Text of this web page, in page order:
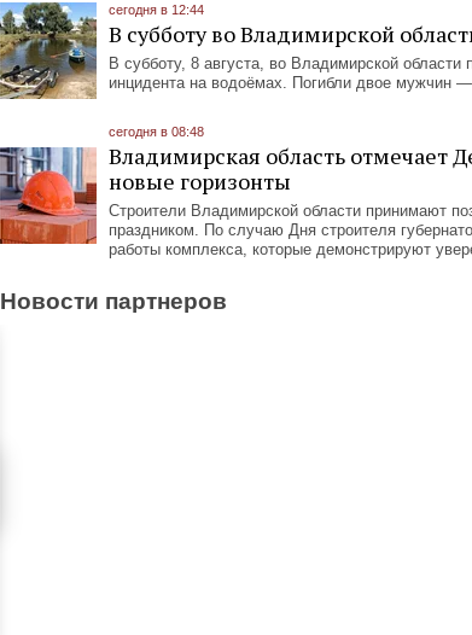
сегодня в 12:44
В субботу во Владимирской
В субботу, 8 августа, во Владимирской области
инцидента на водоёмах. Погибли двое мужчин
сегодня в 08:48
Владимирская область отмечает
новые горизонты
Строители Владимирской области принимают
праздником. По случаю Дня строителя
работы комплекса, которые демонстрируют
Новости партнеров